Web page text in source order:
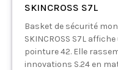
SKINCROSS S7L
Basket de sécurité
SKINCROSS S7L
pointure 42. Elle
innovations S.24 en